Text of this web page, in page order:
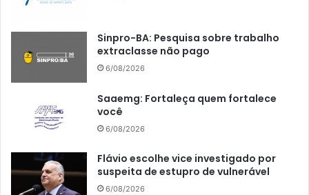
Sinpro-BA: Pesquisa sobre trabalho
extraclasse não pago
6/08/2026
Saaemg: Fortaleça quem fortalece
você
6/08/2026
Flávio escolhe vice investigado por
suspeita de estupro de vulnerável
6/08/2026